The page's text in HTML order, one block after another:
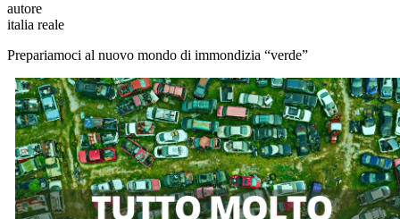
autore
italia reale
Prepariamoci al nuovo mondo di immondizia “verde”